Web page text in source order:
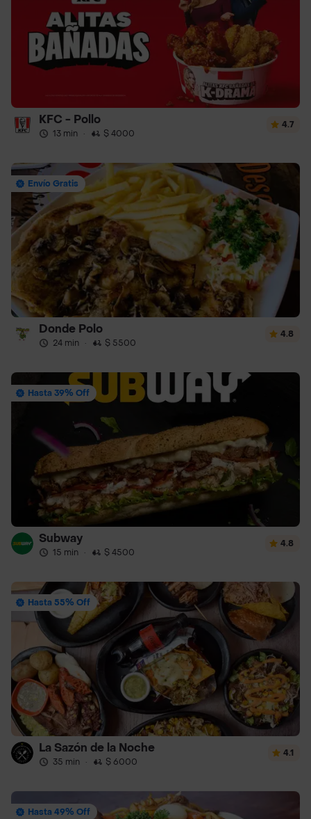
KFC - Pollo
13 min · $ 4000
4.7
Envío Gratis
Donde Polo
24 min · $ 5500
4.8
Hasta 39% Off
Subway
15 min · $ 4500
4.8
Hasta 55% Off
La Sazón de la Noche
35 min · $ 6000
4.1
Hasta 49% Off